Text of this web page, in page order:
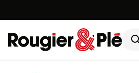
Rougier & Plé